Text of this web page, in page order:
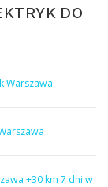
DO
Warszawa
+30 km 7 dni w